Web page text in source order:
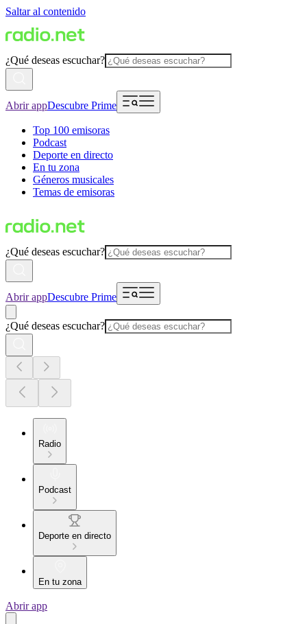
Saltar al contenido
¿Qué deseas escuchar?
Abrir appDescubre Prime
Top 100 emisoras
Podcast
Deporte en directo
En tu zona
Géneros musicales
Temas de emisoras
¿Qué deseas escuchar?
Abrir appDescubre Prime
¿Qué deseas escuchar?
Radio
Podcast
Deporte en directo
En tu zona
Abrir app